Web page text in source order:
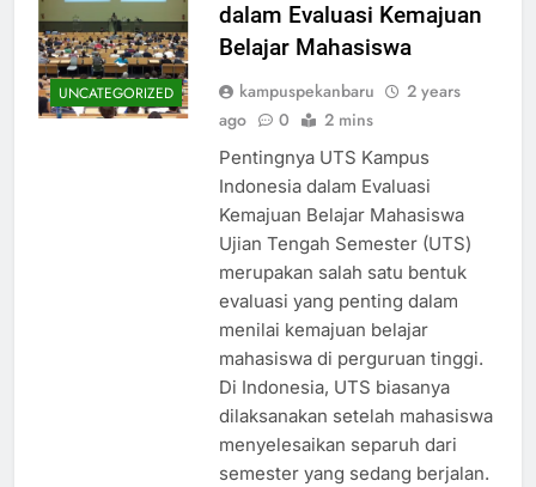
UNCATEGORIZED
dalam Evaluasi Kemajuan
Belajar Mahasiswa
kampuspekanbaru
2 years
ago
0 2 mins
Pentingnya UTS Kampus
Indonesia dalam Evaluasi
Kemajuan Belajar Mahasiswa
Ujian Tengah Semester (UTS)
merupakan salah satu bentuk
evaluasi yang penting dalam
menilai kemajuan belajar
mahasiswa di perguruan tinggi.
Di Indonesia, UTS biasanya
dilaksanakan setelah mahasiswa
menyelesaikan separuh dari
semester yang sedang berjalan.